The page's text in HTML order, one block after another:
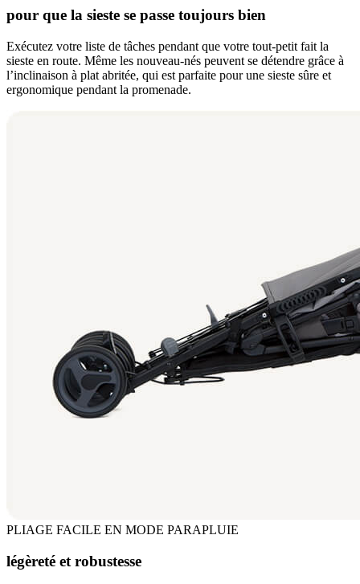
pour que la sieste se passe toujours bien
Exécutez votre liste de tâches pendant que votre tout-petit fait la
sieste en route. Même les nouveau-nés peuvent se détendre grâce à
l’inclinaison à plat abritée, qui est parfaite pour une sieste sûre et
ergonomique pendant la promenade.
PLIAGE FACILE EN MODE PARAPLUIE
légèreté et robustesse